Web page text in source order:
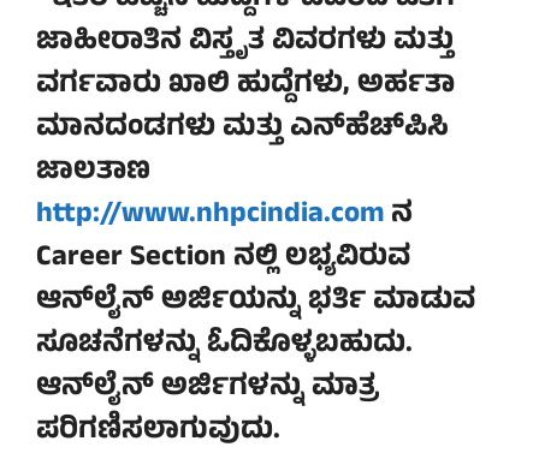
ಜಾಹೀರಾತಿನ ವಿಸ್ತೃತ ವಿವರಗಳು ಮತ್ತು
ವರ್ಗವಾರು ಖಾಲಿ ಹುದ್ದೆಗಳು, ಅರ್ಹತಾ
ಮಾನದಂಡಗಳು ಮತ್ತು ಎನ್‌ಹೆಚ್‌ಪಿಸಿ
ಜಾಲತಾಣ
http://www.nhpcindia.comನ
Career Section ನಲ್ಲಿ ಲಭ್ಯವಿರುವ
ಆನ್‌ಲೈನ್‌ ಅರ್ಜಿಯನ್ನು ಭರ್ತಿ ಮಾಡುವ
ಸೂಚನೆಗಳನ್ನು ಓದಿಕೊಳ್ಳಬಹುದು.
ಆನ್‌ಲೈನ್ ಅರ್ಜಿಗಳನ್ನು ಮಾತ್ರ
ಪರಿಗಣಿಸಲಾಗುವುದು.